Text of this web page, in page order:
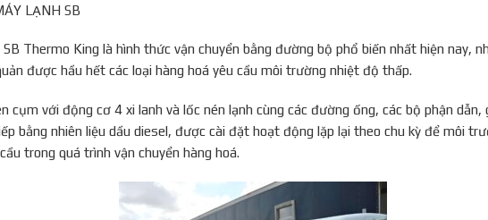
LẠNH SB
Thermo King là hình thức vận chuyển bằng đường bộ phổ biến nhất hiện nay,
được hầu hết các loại hàng hoá yêu cầu môi trường nhiệt độ thấp.
cụm với động cơ 4 xi lanh và lốc nén lạnh cùng các đường ống, các bộ phận
bằng nhiên liệu dầu diesel, được cài đặt hoạt động lặp lại theo chu kỳ để môi
trong quá trình vận chuyển hàng hoá.